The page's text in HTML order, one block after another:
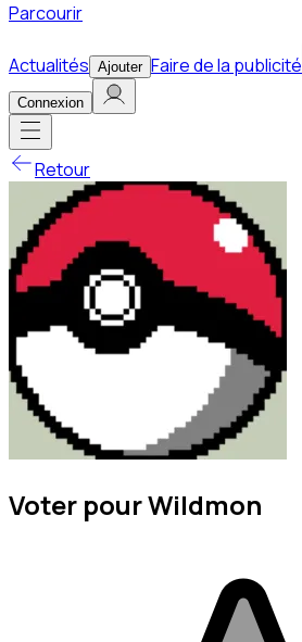
Parcourir
Actualités Ajouter Faire de la publicité
Connexion
Retour
Voter pour Wildmon